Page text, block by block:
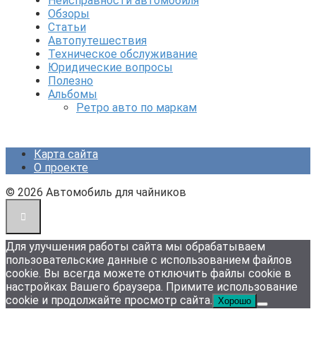
Обзоры
Статьи
Автопутешествия
Техническое обслуживание
Юридические вопросы
Полезно
Альбомы
Ретро авто по маркам
Карта сайта
О проекте
© 2026 Автомобиль для чайников
Для улучшения работы сайта мы обрабатываем
пользовательские данные с использованием файлов
cookie. Вы всегда можете отключить файлы cookie в
настройках Вашего браузера. Примите использование
cookie и продолжайте просмотр сайта. Хорошо